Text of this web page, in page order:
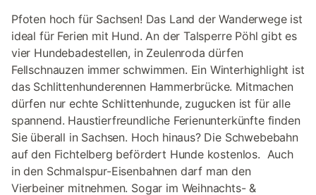
Pfoten hoch für Sachsen! Das Land der Wanderwege ist
ideal für Ferien mit Hund. An der Talsperre Pöhl gibt es
vier Hundebadestellen, in Zeulenroda dürfen
Fellschnauzen immer schwimmen. Ein Winterhighlight ist
das Schlittenhunderennen Hammerbrücke. Mitmachen
dürfen nur echte Schlittenhunde, zugucken ist für alle
spannend. Haustierfreundliche Ferienunterkünfte finden
Sie überall in Sachsen. Hoch hinaus? Die Schwebebahn
auf den Fichtelberg befördert Hunde kostenlos. Auch
in den Schmalspur-Eisenbahnen darf man den
Vierbeiner mitnehmen. Sogar im Weihnachts- &